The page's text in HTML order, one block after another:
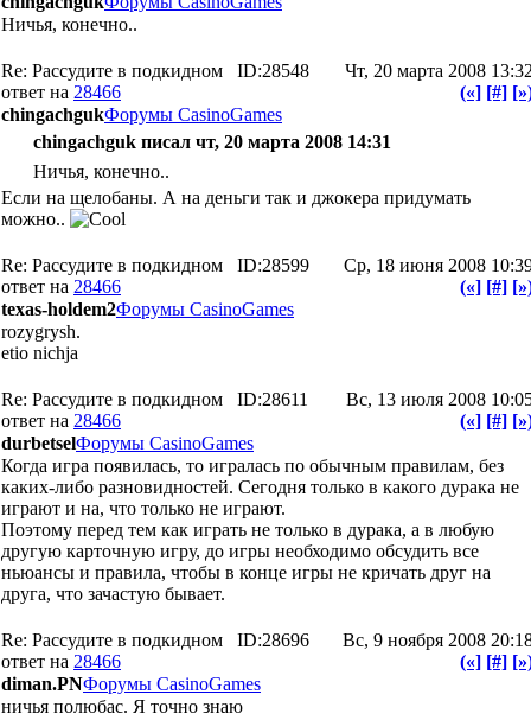
Ничья, конечно..
Re: Рассудите в подкидном
ID:28548
ответ на 28466
Чт, 20 марта 2008
(«] [#]
chingachgukФорумы CasinoGames
chingachguk писал чт, 20 марта 2008 14:31
Ничья, конечно..
Если на щелобаны. А на деньги так и джокера придумать
можно..
Re: Рассудите в подкидном
ID:28599
ответ на 28466
Ср, 18 июня 2008
(«] [#]
texas-holdem2Форумы CasinoGames
rozygrysh.
etio nichja
Re: Рассудите в подкидном
ID:28611
ответ на 28466
Вс, 13 июля 2008
(«] [#]
durbetselФорумы CasinoGames
Когда игра появилась, то игралась по обычным правилам, без
каких-либо разновидностей. Сегодня только в какого дурака не
играют и на, что только не играют.
Поэтому перед тем как играть не только в дурака, а в любую
другую карточную игру, до игры необходимо обсудить все
ньюансы и правила, чтобы в конце игры не кричать друг на
друга, что зачастую бывает.
Re: Рассудите в подкидном
ID:28696
ответ на 28466
Вс, 9 ноября 2008
(«] [#]
diman.PNФорумы CasinoGames
ничья полюбас. Я точно знаю